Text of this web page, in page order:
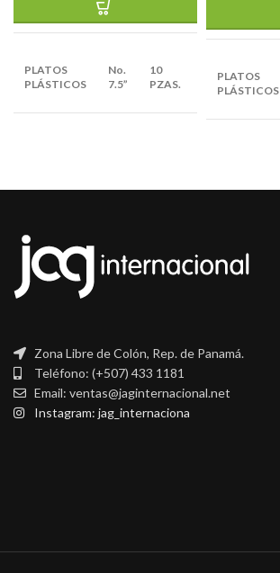
PLATOS
PLÁSTICOS
No.
7.5”
10
PZAS.
12
BULTOS
PLATOS
PLÁSTICOS
Zona Libre de Colón, Rep. de Panamá.
Teléfono: (+507) 433 1181
Email: ventas@jaginternacional.net
Instagram: jag_internaciona